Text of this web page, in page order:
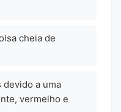
cheia de
devido a uma
vermelho e